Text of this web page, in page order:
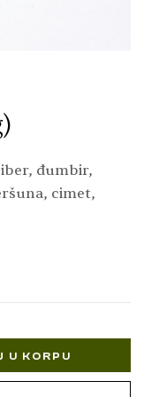
đumbir,
cimet,
U KORPU